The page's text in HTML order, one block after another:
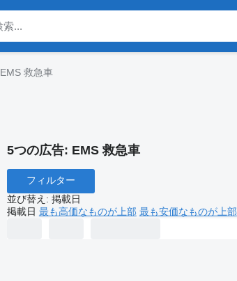
EMS 救急車
5つの広告: EMS 救急車
フィルター
並び替え : 掲載日
掲載日 最も高価なものが上部 最も安価なものが上部